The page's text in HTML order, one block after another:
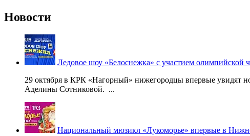
Новости
Ледовое шоу «Белоснежка» с участием
29 октября в КРК «Нагорный» нижегородцы впервые увидят
Аделины Сотниковой. ...
Национальный мюзикл «Лукоморье» впервые в